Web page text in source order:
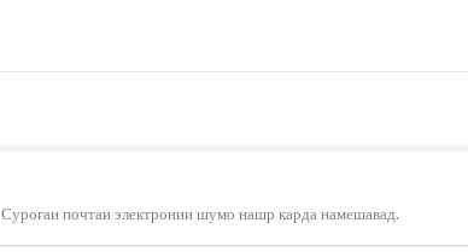
Суроғаи почтаи электронии шумо нашр карда намешавад.